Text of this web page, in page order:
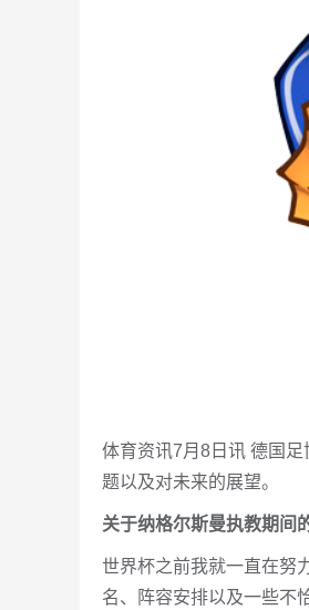
体育资讯7月8日讯 德国
题以及对未来的展望。
关于纳格尔斯曼执教期间
世界杯之前我就一直在努
名、阵容安排以及一些不